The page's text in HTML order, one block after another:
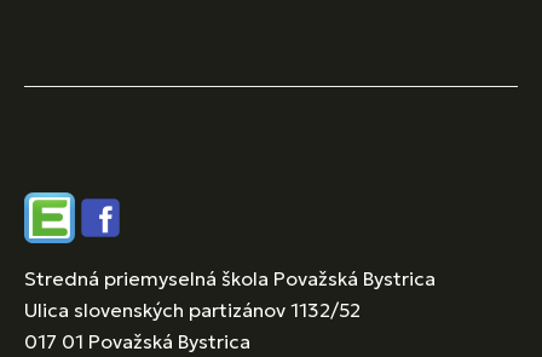
EdupageFacebook
Stredná priemyselná škola Považská Bystrica
Ulica slovenských partizánov 1132/52
017 01 Považská Bystrica